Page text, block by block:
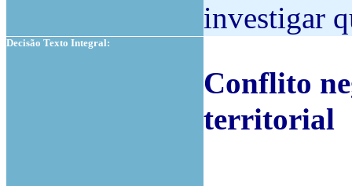
investigar
Decisão Texto Integral:
Conflito
territorial